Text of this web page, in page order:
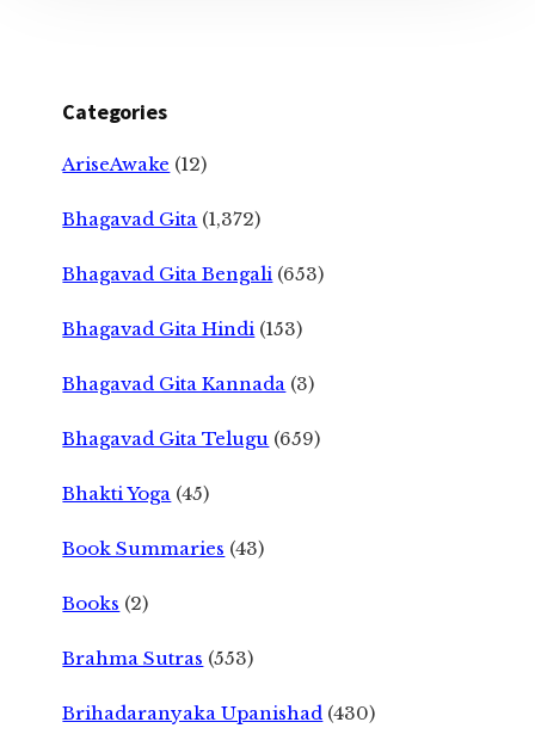
Categories
AriseAwake (12)
Bhagavad Gita (1,372)
Bhagavad Gita Bengali (653)
Bhagavad Gita Hindi (153)
Bhagavad Gita Kannada (3)
Bhagavad Gita Telugu (659)
Bhakti Yoga (45)
Book Summaries (43)
Books (2)
Brahma Sutras (553)
Brihadaranyaka Upanishad (430)